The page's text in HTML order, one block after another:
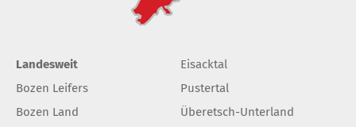
Landesweit
Bozen Leifers
Bozen Land
Eisacktal
Pustertal
Überetsch-Unterland